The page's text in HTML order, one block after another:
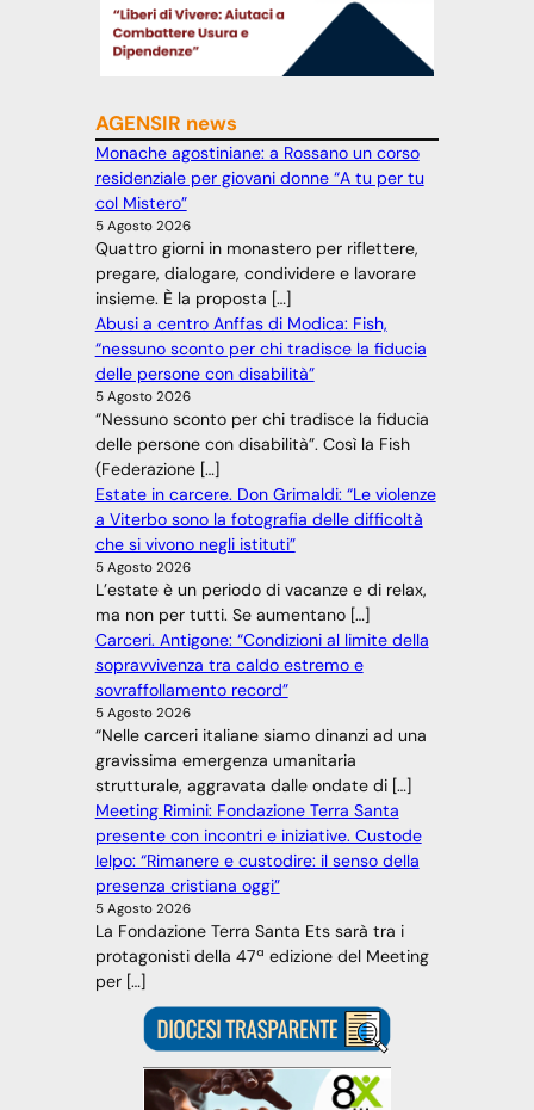
AGENSIR news
Monache agostiniane: a Rossano un corso
residenziale per giovani donne “A tu per tu
col Mistero”
5 Agosto 2026
Quattro giorni in monastero per riflettere,
pregare, dialogare, condividere e lavorare
insieme. È la proposta […]
Abusi a centro Anffas di Modica: Fish,
“nessuno sconto per chi tradisce la fiducia
delle persone con disabilità”
5 Agosto 2026
“Nessuno sconto per chi tradisce la fiducia
delle persone con disabilità”. Così la Fish
(Federazione […]
Estate in carcere. Don Grimaldi: “Le violenze
a Viterbo sono la fotografia delle difficoltà
che si vivono negli istituti”
5 Agosto 2026
L’estate è un periodo di vacanze e di relax,
ma non per tutti. Se aumentano […]
Carceri. Antigone: “Condizioni al limite della
sopravvivenza tra caldo estremo e
sovraffollamento record”
5 Agosto 2026
“Nelle carceri italiane siamo dinanzi ad una
gravissima emergenza umanitaria
strutturale, aggravata dalle ondate di […]
Meeting Rimini: Fondazione Terra Santa
presente con incontri e iniziative. Custode
Ielpo: “Rimanere e custodire: il senso della
presenza cristiana oggi”
5 Agosto 2026
La Fondazione Terra Santa Ets sarà tra i
protagonisti della 47ª edizione del Meeting
per […]